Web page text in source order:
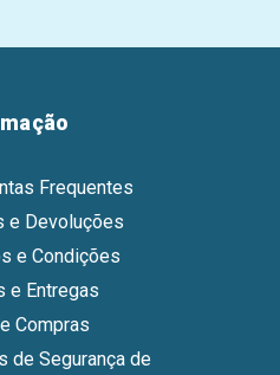
Frequentes
e Devoluções
e Condições
e Entregas
Compras
de Segurança de